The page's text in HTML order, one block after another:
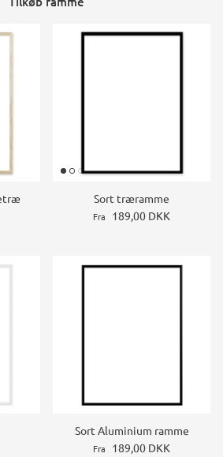
Sort træramme
Fra 189,00 DKK
Sort Aluminium ramme
Fra 189,00 DKK